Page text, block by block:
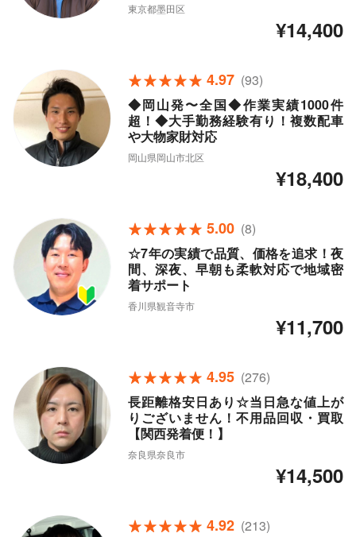
東京都墨田区
¥14,400
4.97 (93)
◆岡山発〜全国◆作業実績1000件
超！◆大手勤務経験有り！複数配車
や大物家財対応
岡山県岡山市北区
¥18,400
5.00 (8)
☆7年の実績で品質、価格を追求！夜
間、深夜、早朝も柔軟対応で地域密
着サポート
香川県観音寺市
¥11,700
4.95 (276)
長距離格安日あり☆当日急な値上が
りございません！不用品回収・買取
【関西発着便！】
奈良県奈良市
¥14,500
4.92 (213)